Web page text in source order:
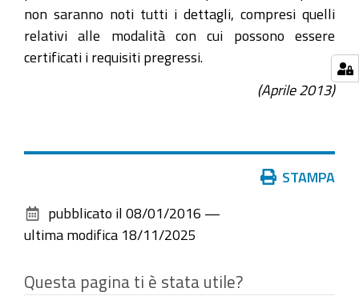
non saranno noti tutti i dettagli, compresi quelli
relativi alle modalità con cui possono essere
certificati i requisiti pregressi.
(Aprile 2013)
documento
STAMPA
pubblicato il 08/01/2016 —
ultima modifica 18/11/2025
Questa pagina ti è stata utile?